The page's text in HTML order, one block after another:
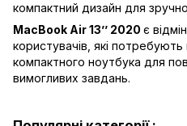
компактний дизайн для
MacBook Air 13’’ 2020 є
користувачів, які
компактного ноутбука для
вимогливих завдань.